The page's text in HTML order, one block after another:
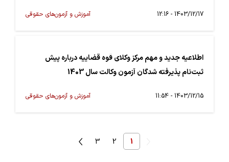
1403/12/17 - 12:16 آموزش و آزمون‌های حقوقی
اطلاعیه جدید و مهم مرکز وکلای قوه قضاییه درباره پیش
ثبت‌نام پذیرفته شدگان آزمون وکالت سال 1403
1403/12/15 - 11:54 آموزش و آزمون‌های حقوقی
1
2
3